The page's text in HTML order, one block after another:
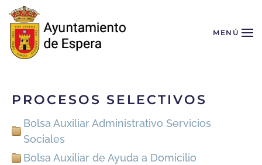
Skip to main content MENÚ
PROCESOS SELECTIVOS
Bolsa Auxiliar Administrativo Servicios
Sociales
Bolsa Auxiliar de Ayuda a Domicilio